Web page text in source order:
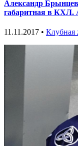
Александр
габаритная в КХЛ.
11.11.2017 • Клубная